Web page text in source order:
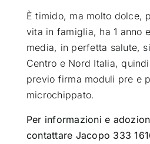
È timido, ma molto dolce,
vita in famiglia, ha 1 anno
media, in perfetta salute,
Centro e Nord Italia,
previo firma moduli pre e
microchippato.
Per informazioni e
contattare Jacopo 333